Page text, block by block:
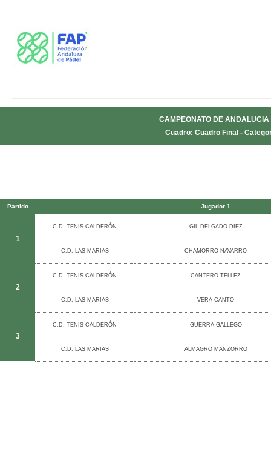
CAMPEONATO DE ANDALUCIA
Cuadro: Cuadro Final -
Partido Jugador 1
1
C.D. TENIS CALDERÓN GIL-DELGADO DIEZ
C.D. LAS MARIAS CHAMORRO NAVARRO
2
C.D. TENIS CALDERÓN CANTERO TELLEZ
C.D. LAS MARIAS VERA CANTO
3
C.D. TENIS CALDERÓN GUERRA GALLEGO
C.D. LAS MARIAS ALMAGRO MANZORRO